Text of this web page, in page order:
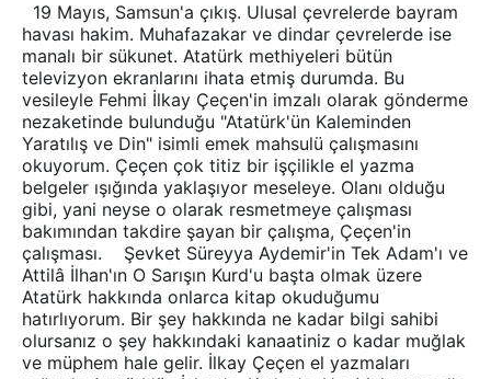
19 Mayıs, Samsun'a çıkış. Ulusal çevrelerde bayram
havası hakim. Muhafazakar ve dindar çevrelerde ise
manalı bir sükunet. Atatürk methiyeleri bütün
televizyon ekranlarını ihata etmiş durumda. Bu
vesileyle Fehmi İlkay Çeçen'in imzalı olarak gönderme
nezaketinde bulunduğu "Atatürk'ün Kaleminden
Yaratılış ve Din" isimli emek mahsulü çalışmasını
okuyorum. Çeçen çok titiz bir işçilikle el yazma
belgeler ışığında yaklaşıyor meseleye. Olanı olduğu
gibi, yani neyse o olarak resmetmeye çalışması
bakımından takdire şayan bir çalışma, Çeçen'in
çalışması. Şevket Süreyya Aydemir'in Tek Adam'ı ve
Attilâ İlhan'ın O Sarışın Kurd'u başta olmak üzere
Atatürk hakkında onlarca kitap okuduğumu
hatırlıyorum. Bir şey hakkında ne kadar bilgi sahibi
olursanız o şey hakkındaki kanaatiniz o kadar muğlak
ve müphem hale gelir. İlkay Çeçen el yazmaları